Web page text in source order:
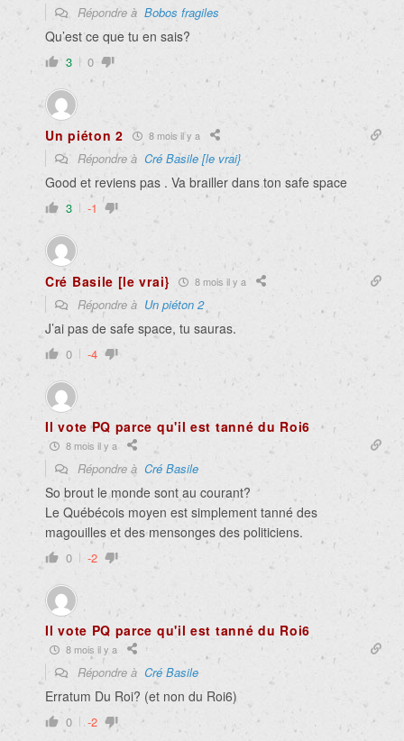
Répondre à Bobos fragiles
Qu’est ce que tu en sais?
3 0
Un piéton 2 8 mois il y a
Répondre à Cré Basile [le vrai}
Good et reviens pas . Va brailler dans ton safe space
3 -1
Cré Basile [le vrai} 8 mois il y a
Répondre à Un piéton 2
J’ai pas de safe space, tu sauras.
0 -4
Il vote PQ parce qu'il est tanné du Roi6
8 mois il y a
Répondre à Cré Basile
So brout le monde sont au courant?
Le Québécois moyen est simplement tanné des
magouilles et des mensonges des politiciens.
0 -2
Il vote PQ parce qu'il est tanné du Roi6
8 mois il y a
Répondre à Cré Basile
Erratum Du Roi? (et non du Roi6)
0 -2